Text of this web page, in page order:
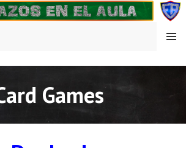
EN EL AULA
MENÚ
Games